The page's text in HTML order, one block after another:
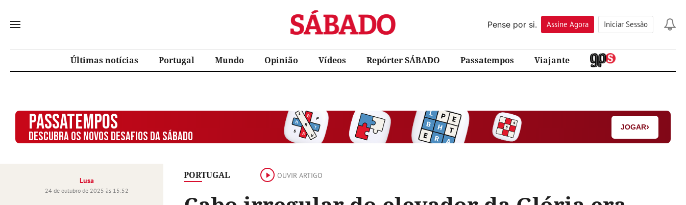
Sábado
Pense por si.
Assine Agora Iniciar Sessão
Últimas notícias Portugal Mundo Opinião Vídeos Repórter SÁBADO Passatempos Viajante
PASSATEMPOS
DESCUBRA OS NOVOS DESAFIOS DA SÁBADO
JOGAR›
PORTUGAL OUVIR ARTIGO
Lusa
24 de outubro de 2025 às 15:52